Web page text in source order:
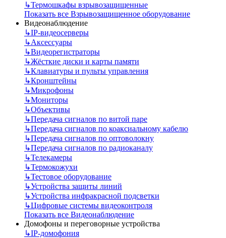
↳Термошкафы взрывозащищенные
Показать все Взрывозащищенное оборудование
Видеонаблюдение
↳IP-видеосерверы
↳Аксессуары
↳Видеорегистраторы
↳Жёсткие диски и карты памяти
↳Клавиатуры и пульты управления
↳Кронштейны
↳Микрофоны
↳Мониторы
↳Объективы
↳Передача сигналов по витой паре
↳Передача сигналов по коаксиальному кабелю
↳Передача сигналов по оптоволокну
↳Передача сигналов по радиоканалу
↳Телекамеры
↳Термокожухи
↳Тестовое оборудование
↳Устройства защиты линий
↳Устройства инфракрасной подсветки
↳Цифровые системы видеоконтроля
Показать все Видеонаблюдение
Домофоны и переговорные устройства
↳IP-домофония